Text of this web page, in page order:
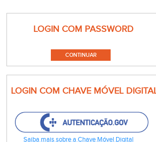
LOGIN COM PASSWORD
LOGIN COM CHAVE MÓVEL
Saiba mais sobre a Chave Móvel Digital